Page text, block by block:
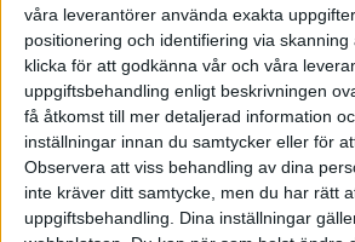
våra leverantörer använda exakta
positionering och identifiering via
klicka för att godkänna vår och våra
uppgiftsbehandling enligt beskrivningen
få åtkomst till mer detaljerad information
inställningar innan du samtycker eller för
Observera att viss behandling av dina
inte kräver ditt samtycke, men du har rätt
uppgiftsbehandling. Dina inställningar
vi bokar upp semesterlöneskuld
samband med lönekörning. Men
någonstans att sociala avgifter för
ska redovisas förrän vi betalar ut
året efter. Stämmer det? Om ja,
ändra manuellt i